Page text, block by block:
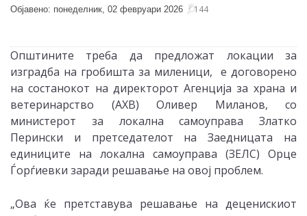
Објавено: понеделник, 02 февруари 2026 144
Општините треба да предложат локации за
изградба на гробишта за миленици, е договорено
на состанокот на директорот Агенција за храна и
ветеринарство (АХВ) Оливер Миланов, со
министерот за локална самоуправа Златко
Перински и претседателoт на Заедницата на
единиците на локална самоуправа (ЗЕЛС) Орце
Ѓорѓиевки заради решавање на овој проблем.
„Ова ќе претставува решавање на деценискиот